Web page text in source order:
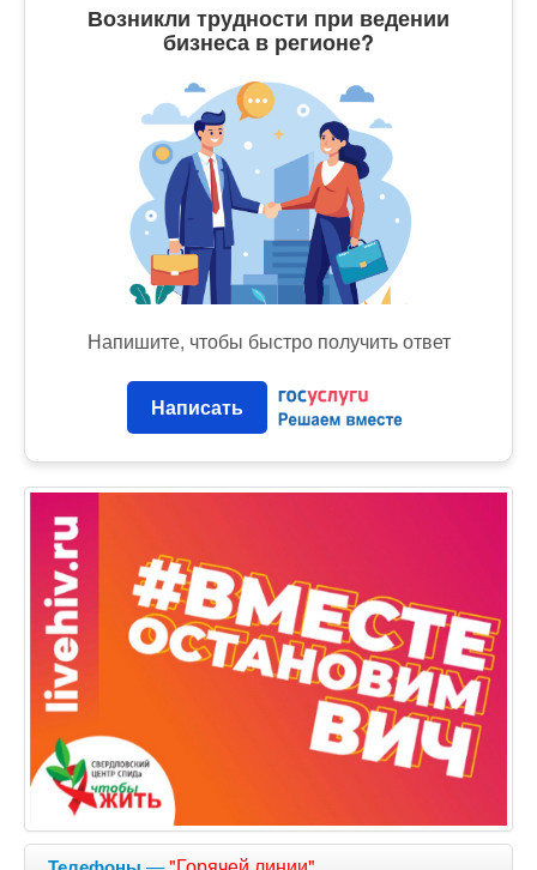
Возникли трудности при ведении
бизнеса в регионе?
Напишите, чтобы быстро получить ответ
Написать